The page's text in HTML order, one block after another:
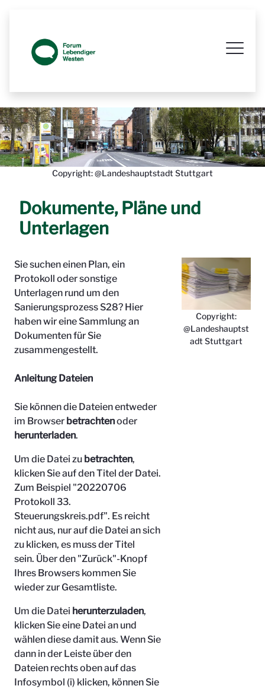
Copyright: @Landeshauptstadt Stuttgart
Dokumente, Pläne und
Unterlagen
Sie suchen einen Plan, ein
Protokoll oder sonstige
Unterlagen rund um den
Sanierungsprozess S28? Hier
haben wir eine Sammlung an
Dokumenten für Sie
zusammengestellt.
Anleitung Dateien
Sie können die Dateien entweder
im Browser betrachtenoder
herunterladen.
Um die Datei zu betrachten,
klicken Sie auf den Titel der Datei.
Zum Beispiel "20220706
Protokoll 33.
Steuerungskreis.pdf". Es reicht
nicht aus, nur auf die Datei an sich
zu klicken, es muss der Titel
sein. Über den "Zurück"-Knopf
Ihres Browsers kommen Sie
wieder zur Gesamtliste.
Um die Datei herunterzuladen,
klicken Sie eine Datei an und
wählen diese damit aus. Wenn Sie
dann in der Leiste über den
Dateien rechts oben auf das
Infosymbol (i) klicken, können Sie
Copyright:
@Landeshauptst
adt Stuttgart